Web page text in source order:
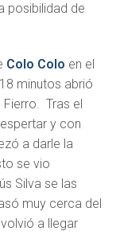
posibilidad de
Colo Colo en el
minutos abrió
Tras el
y con
a darle la
se vio
Silva se las
muy cerca del
a llegar